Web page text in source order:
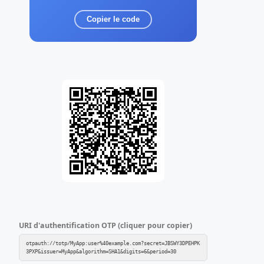
Copier le code
URI d'authentification OTP (cliquer pour copier)
otpauth://totp/MyApp:user%40example.com?secret=JBSWY3DPEHPK
3PXP&issuer=MyApp&algorithm=SHA1&digits=6&period=30